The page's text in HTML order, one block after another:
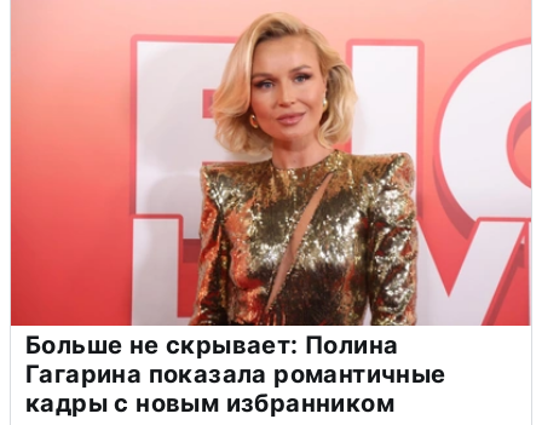
Больше не скрывает: Полина
Гагарина показала романтичные
кадры с новым избранником